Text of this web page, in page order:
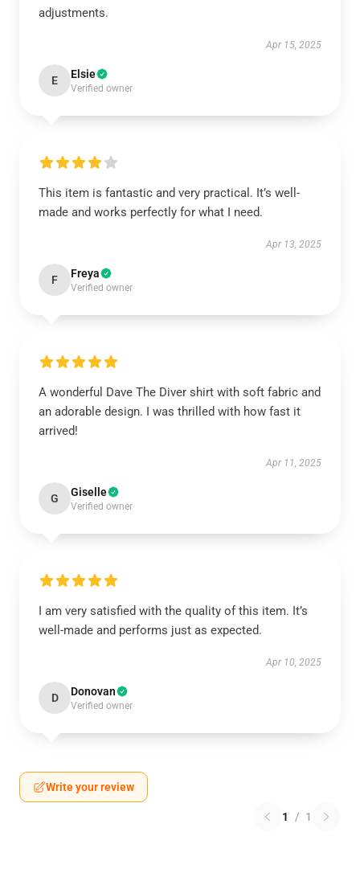
adjustments.
Apr 15, 2025
E Elsie
Verified owner
This item is fantastic and very practical. It’s well-
made and works perfectly for what I need.
Apr 13, 2025
F Freya
Verified owner
A wonderful Dave The Diver shirt with soft fabric and
an adorable design. I was thrilled with how fast it
arrived!
Apr 11, 2025
G Giselle
Verified owner
I am very satisfied with the quality of this item. It’s
well-made and performs just as expected.
Apr 10, 2025
D Donovan
Verified owner
Write your review
1 / 1